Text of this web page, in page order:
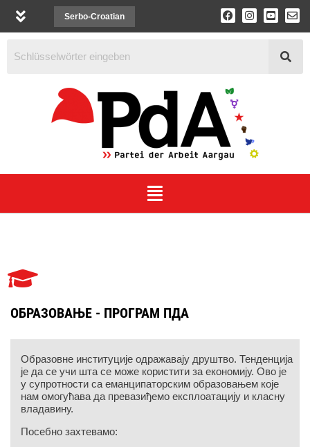
Serbo-Croatian
ОБРАЗОВАЊЕ - ПРОГРАМ ПДА
Образовне институције одражавају друштво. Тенденција
је да се учи шта се може користити за економију. Ово је
у супротности са еманципаторским образовањем које
нам омогућава да превазиђемо експлоатацију и класну
владавину.
Посебно захтевамо: